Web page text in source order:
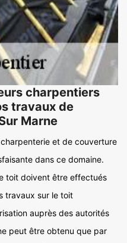
charpentiers
travaux de
Marne
et de couverture
dans ce domaine.
toit doivent être effectués
travaux sur le toit
auprès des autorités
peut être obtenu que par